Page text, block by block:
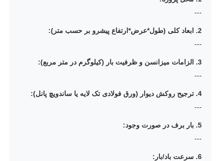
---
2. ابعاد کلی (طول*عرض*ارتفاع پیشرو بر حسب متر):
---
3. الزامات میزانسن و ظرفیت بار (کیلوگرم در متر مربع):
---
4. ترجیح روکش دیوار (ورق فولادی تک لایه یا ساندویچ پانل):
---
5. بار برف در صورت وجود:
---
6. سرعت باد/بار: